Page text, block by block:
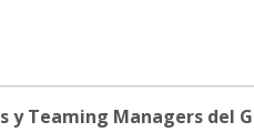
y Teaming Managers del